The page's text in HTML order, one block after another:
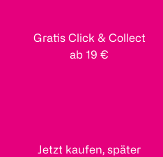
Gratis Click & Collect
ab 19 €
Jetzt kaufen, später